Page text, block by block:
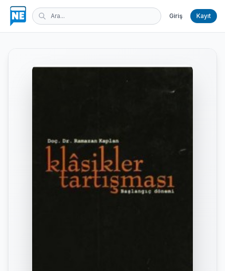
Giriş Kayıt